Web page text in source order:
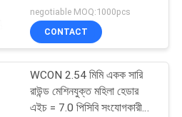
ডিআইপি
negotiable MOQ:1000pcs
CONTACT
WCON 2.54 মিমি একক সারি
রাউন্ড মেশিনযুক্ত মহিলা হেডার
এইচ = 7.0 পিসিবি সংযোগকারী